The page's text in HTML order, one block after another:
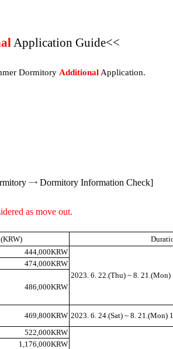
Application Guide<<
Dormitory Additional Application.
→ Dormitory Information Check]
as move out.
(KRW)
444,000KRW
2023. 6. 22.(Thu) ~ 8. 21.(Mon)
474,000KRW
486,000KRW
469,800KRW 2023. 6. 24.(Sat) ~ 8. 21.(Mon)
522,000KRW
1,176,000KRW